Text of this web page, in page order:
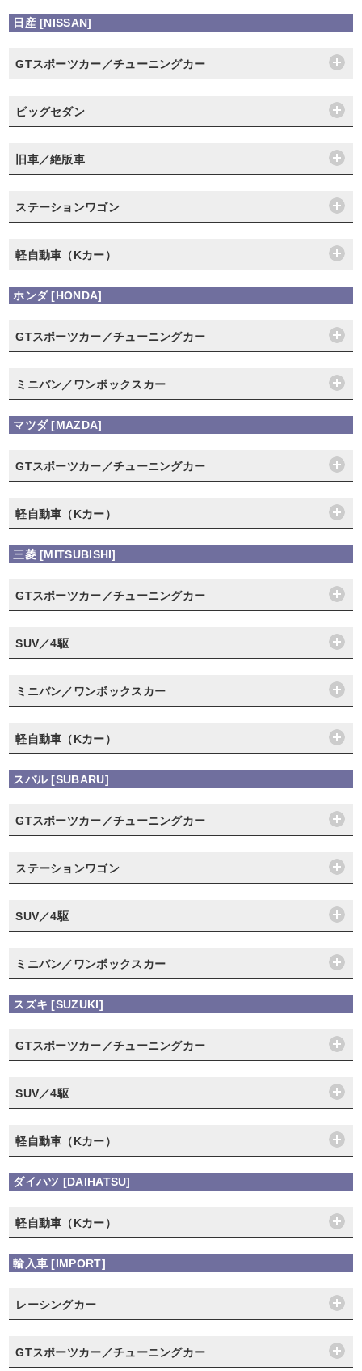
日産 [NISSAN]
GTスポーツカー／チューニングカー
ビッグセダン
旧車／絶版車
ステーションワゴン
軽自動車（Kカー）
ホンダ [HONDA]
GTスポーツカー／チューニングカー
ミニバン／ワンボックスカー
マツダ [MAZDA]
GTスポーツカー／チューニングカー
軽自動車（Kカー）
三菱 [MITSUBISHI]
GTスポーツカー／チューニングカー
SUV／4駆
ミニバン／ワンボックスカー
軽自動車（Kカー）
スバル [SUBARU]
GTスポーツカー／チューニングカー
ステーションワゴン
SUV／4駆
ミニバン／ワンボックスカー
スズキ [SUZUKI]
GTスポーツカー／チューニングカー
SUV／4駆
軽自動車（Kカー）
ダイハツ [DAIHATSU]
軽自動車（Kカー）
輸入車 [IMPORT]
レーシングカー
GTスポーツカー／チューニングカー